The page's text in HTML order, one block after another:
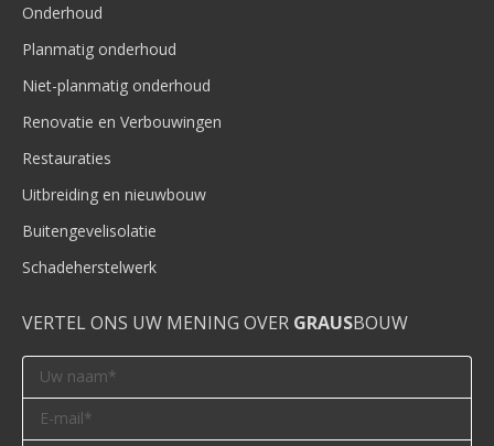
Onderhoud
Planmatig onderhoud
Niet-planmatig onderhoud
Renovatie en Verbouwingen
Restauraties
Uitbreiding en nieuwbouw
Buitengevelisolatie
Schadeherstelwerk
VERTEL ONS UW MENING OVER GRAUSBOUW